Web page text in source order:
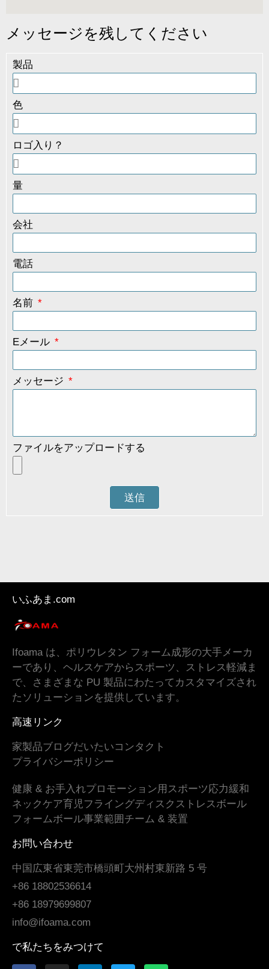
メッセージを残してください
製品
色
ロゴ入り？
量
会社
電話
名前
Eメール
メッセージ
ファイルをアップロードする
送信
いふあま.com
Ifoama は、ポリウレタン フォーム成形の大手メーカ
ーであり、ヘルスケアからスポーツ、ストレス軽減ま
で、さまざまな PU 製品にわたってカスタマイズされ
たソリューションを提供しています。
高速リンク
家製品ブログだいたいコンタクト
プライバシーポリシー
健康 & お手入れプロモーション用 スポーツ応力緩和
ネックケア育児フライングディスク ストレスボール
フォームボール事業範囲 チーム & 装置
お問い合わせ
中国広東省東莞市橋頭町大州村東新路 5 号
+86 18802536614
+86 18979699807
info@ifoama.com
で私たちをみつけて